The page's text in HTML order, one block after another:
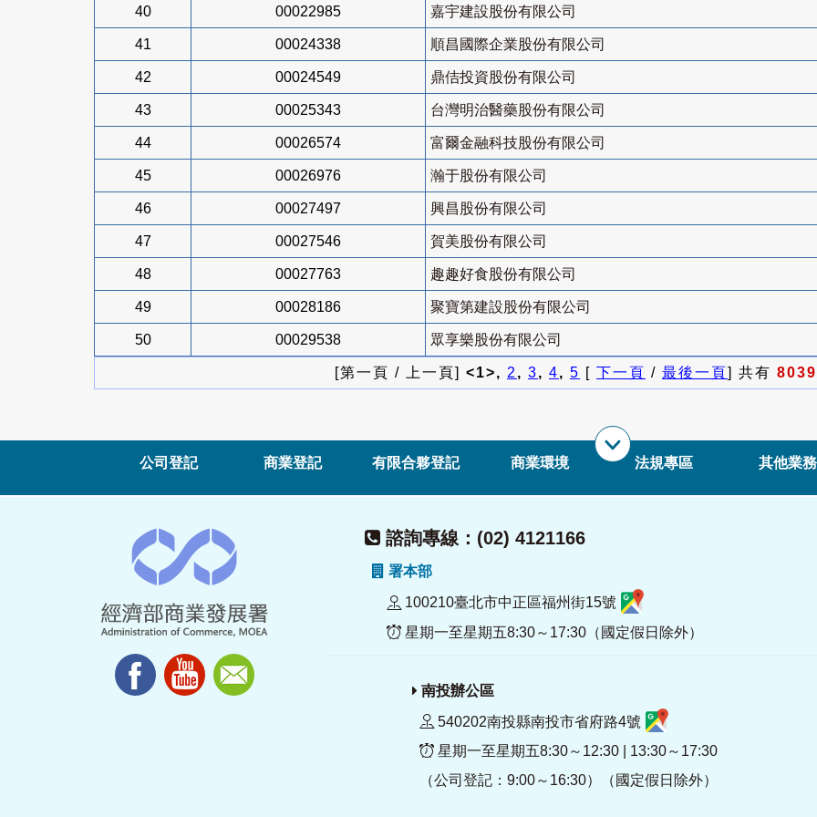
40 00022985 嘉宇建設股份有限公司
41 00024338 順昌國際企業股份有限公司
42 00024549 鼎佶投資股份有限公司
43 00025343 台灣明治醫藥股份有限公司
44 00026574 富爾金融科技股份有限公司
45 00026976 瀚于股份有限公司
46 00027497 興昌股份有限公司
47 00027546 賀美股份有限公司
48 00027763 趣趣好食股份有限公司
49 00028186 聚寶第建設股份有限公司
50 00029538 眾享樂股份有限公司
[第一頁 / 上一頁] <1>, 2, 3, 4, 5 [ 下一頁 / 最後一頁] 共有 8039
公司登記 商業登記 有限合夥登記 商業環境 法規專區 其他業務
諮詢專線：(02) 4121166
署本部
100210臺北市中正區福州街15號
星期一至星期五8:30～17:30（國定假日除外）
南投辦公區
540202南投縣南投市省府路4號
星期一至星期五8:30～12:30 | 13:30～17:30
（公司登記：9:00～16:30）（國定假日除外）